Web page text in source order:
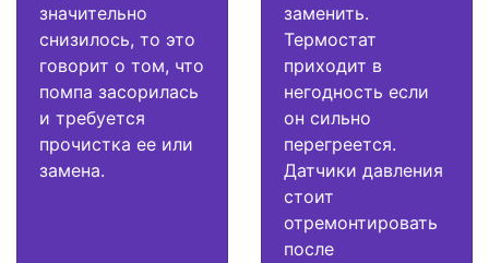
значительно
снизилось, то это
говорит о том, что
помпа засорилась
и требуется
прочистка ее или
замена.
заменить.
Термостат
приходит в
негодность если
он сильно
перегреется.
Датчики давления
стоит
отремонтировать
после